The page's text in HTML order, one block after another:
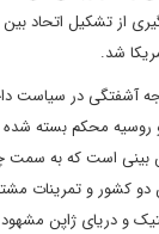
از تشکیل اتحاد
شد.
آشفتگی در سیاست
روسیه محکم بسته
بینی است که به سمت
دو کشور و تمرینات
و دریای ژاپن